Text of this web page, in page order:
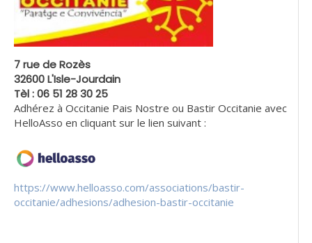
7 rue de Rozès
32600 L'Isle-Jourdain
Tèl : 06 51 28 30 25
Adhérez à Occitanie Pais Nostre ou Bastir Occitanie avec
HelloAsso en cliquant sur le lien suivant :
https://www.helloasso.com/associations/bastir-
occitanie/adhesions/adhesion-bastir-occitanie